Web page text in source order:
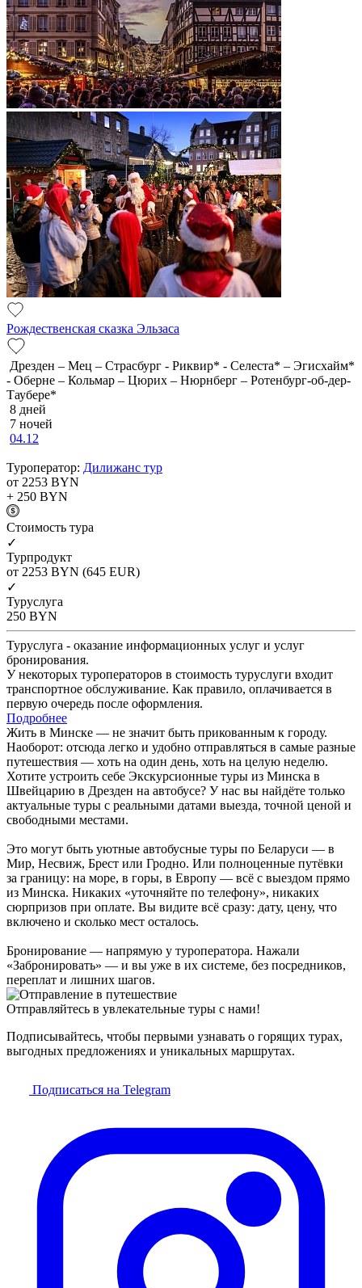
Рождественская сказка Эльзаса
Дрезден – Мец – Страсбург - Риквир* - Селеста* – Эгисхайм*
- Оберне – Кольмар – Цюрих – Нюрнберг – Ротенбург-об-дер-
Таубере*
8 дней
7 ночей
04.12
Туроператор: Дилижанс тур
от 2253 BYN
+ 250 BYN
Cтоимость тура
✓
Турпродукт
от 2253 BYN (645 EUR)
✓
Туруслуга
250 BYN
Туруслуга - оказание информационных услуг и услуг
бронирования.
У некоторых туроператоров в стоимость туруслуги входит
транспортное обслуживание. Как правило, оплачивается в
первую очередь после оформления.
Подробнее
Жить в Минске — не значит быть прикованным к городу.
Наоборот: отсюда легко и удобно отправляться в самые разные
путешествия — хоть на один день, хоть на целую неделю.
Хотите устроить себе Экскурсионные туры из Минска в
Швейцарию в Дрезден на автобусе? У нас вы найдёте только
актуальные туры с реальными датами выезда, точной ценой и
свободными местами.
Это могут быть уютные автобусные туры по Беларуси — в
Мир, Несвиж, Брест или Гродно. Или полноценные путёвки
за границу: на море, в горы, в Европу — всё с выездом прямо
из Минска. Никаких «уточняйте по телефону», никаких
сюрпризов при оплате. Вы видите всё сразу: дату, цену, что
включено и сколько мест осталось.
Бронирование — напрямую у туроператора. Нажали
«Забронировать» — и вы уже в их системе, без посредников,
переплат и лишних шагов.
Отправляйтесь в увлекательные туры с нами!
Подписывайтесь, чтобы первыми узнавать о горящих турах,
выгодных предложениях и уникальных маршрутах.
Подписаться на Telegram